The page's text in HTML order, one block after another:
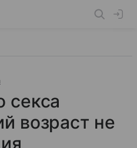
секса
возраст не